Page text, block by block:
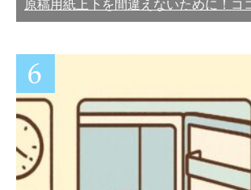
原稿用紙上下を間違えないために！コ